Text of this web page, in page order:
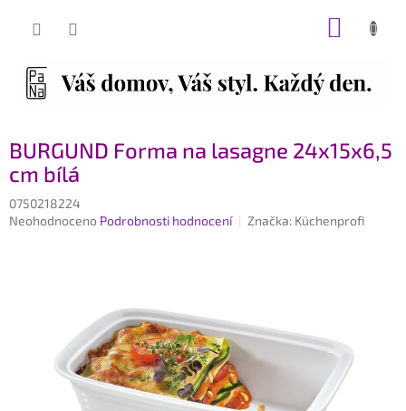
BURGUND Forma na lasagne 24x15x6,5
cm bílá
0750218224
Průměrné
Neohodnoceno Podrobnosti hodnocení Značka: Küchenprofi